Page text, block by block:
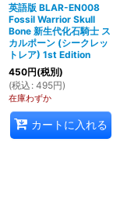
英語版 BLAR-EN008
Fossil Warrior Skull
Bone 新生代化石騎士 ス
カルポーン (シークレッ
トレア) 1st Edition
450円(税別)
(税込 : 495円)
在庫わずか
カートに入れる